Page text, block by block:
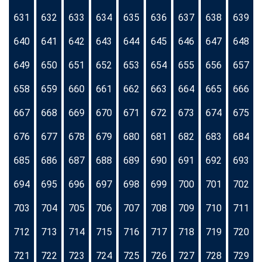
631 632 633 634 635 636 637 638 639
640 641 642 643 644 645 646 647 648
649 650 651 652 653 654 655 656 657
658 659 660 661 662 663 664 665 666
667 668 669 670 671 672 673 674 675
676 677 678 679 680 681 682 683 684
685 686 687 688 689 690 691 692 693
694 695 696 697 698 699 700 701 702
703 704 705 706 707 708 709 710 711
712 713 714 715 716 717 718 719 720
721 722 723 724 725 726 727 728 729